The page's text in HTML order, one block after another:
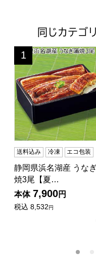
同じカテゴ
静岡県浜名湖産 うな
1
位
送料込み 冷凍 エコ包装
静岡県浜名湖産 うな
焼3尾【夏…
本体 7,900円
税込 8,532円